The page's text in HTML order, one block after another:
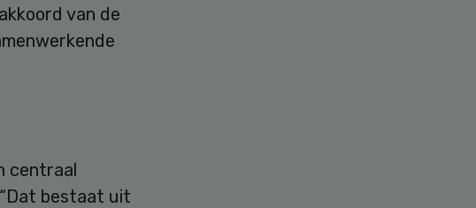
van de
centraal
bestaat uit